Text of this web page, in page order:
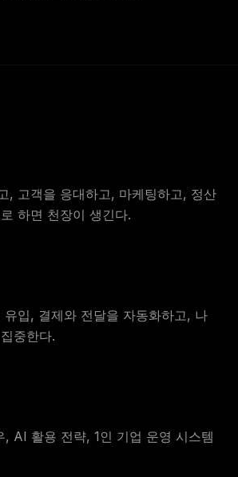
, 고객을 응대하고, 마케팅하고, 정산
하면 천장이 생긴다.
유입, 결제와 전달을 자동화하고, 나
중한다.
, AI 활용 전략, 1인 기업 운영 시스템